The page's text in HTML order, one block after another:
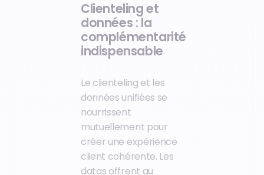
Clienteling et
données : la
complémentarité
indispensable
Le clienteling et les
données unifiées se
nourrissent
mutuellement pour
créer une expérience
client cohérente. Les
datas offrent au